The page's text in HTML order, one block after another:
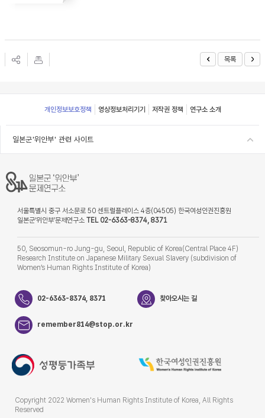
목록
Footer
개인정보보호정책 영상정보처리기기 저작권 정책 연구소 소개
일본군'위안부' 관련 사이트
서울특별시 중구 서소문로 50 센트럴플레이스 4층(04505) 한국여성인권진흥원
일본군‘위안부’문제연구소 TEL 02-6363-8374, 8371
50, Seosomun-ro Jung-gu, Seoul, Republic of Korea(Central Place 4F)
Research Institute on Japanese Military Sexual Slavery (subdivision of
Women’s Human Rights Institute of Korea)
02-6363-8374, 8371 찾아오시는 길
remember814@stop.or.kr
Copyright 2022 Women's Human Rights Institute of Korea, All Rights
Reserved